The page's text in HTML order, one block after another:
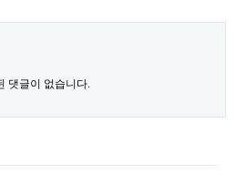
댓글이 없습니다.